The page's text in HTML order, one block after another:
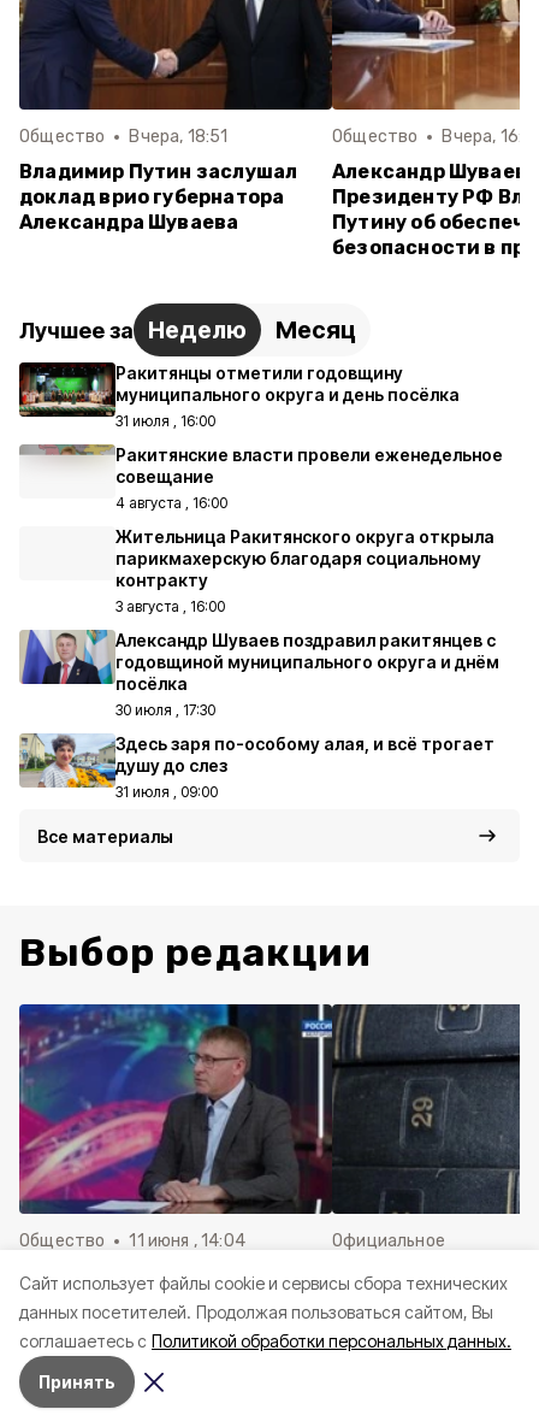
Cайт использует файлы cookie и сервисы сбора технических
данных посетителей. Продолжая пользоваться сайтом, Вы
соглашаетесь с Политикой обработки персональных данных.
Принять
Общество Вчера, 18:51
Владимир Путин заслушал
доклад врио губернатора
Александра Шуваева
Общество Вчера,
Александр Шуваев
Президенту РФ
Путину об
безопасности в
Лучшее за Неделю Месяц
Ракитянцы отметили годовщину
муниципального округа и день посёлка
31 июля , 16:00
Ракитянские власти провели еженедельное
совещание
4 августа , 16:00
Жительница Ракитянского округа открыла
парикмахерскую благодаря социальному
контракту
3 августа , 16:00
Александр Шуваев поздравил ракитянцев с
годовщиной муниципального округа и днём
посёлка
30 июля , 17:30
Здесь заря по-особому алая, и всё трогает
душу до слез
31 июля , 09:00
Все материалы
Выбор редакции
Общество 11 июня , 14:04
Александр Шуваев поделился
историей своего пути к
профессии военного
Официальное
Решения Совета
Краснояружского
июня 2026 года